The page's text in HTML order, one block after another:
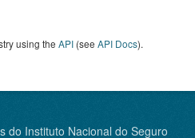
using the API (see API Docs).
do Instituto Nacional do Seguro